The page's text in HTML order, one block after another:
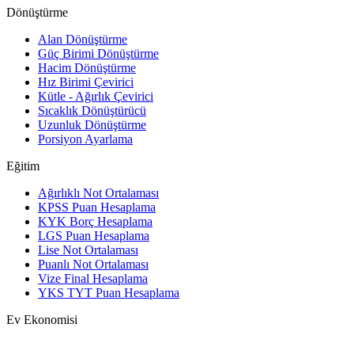
Dönüştürme
Alan Dönüştürme
Güç Birimi Dönüştürme
Hacim Dönüştürme
Hız Birimi Çevirici
Kütle - Ağırlık Çevirici
Sıcaklık Dönüştürücü
Uzunluk Dönüştürme
Porsiyon Ayarlama
Eğitim
Ağırlıklı Not Ortalaması
KPSS Puan Hesaplama
KYK Borç Hesaplama
LGS Puan Hesaplama
Lise Not Ortalaması
Puanlı Not Ortalaması
Vize Final Hesaplama
YKS TYT Puan Hesaplama
Ev Ekonomisi